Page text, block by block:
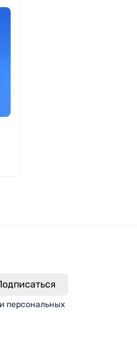
персональных